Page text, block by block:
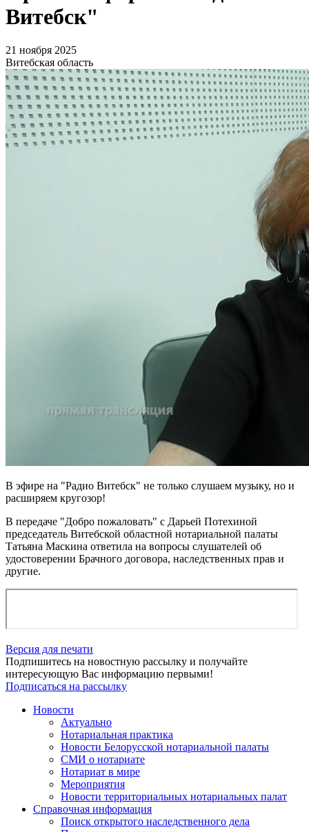
Витебск"
21 ноября 2025
Витебская область
В эфире на "Радио Витебск" не только слушаем музыку, но и
расширяем кругозор!
В передаче "Добро пожаловать" с Дарьей Потехиной
председатель Витебской областной нотариальной палаты
Татьяна Маскина ответила на вопросы слушателей об
удостоверении Брачного договора, наследственных прав и
другие.
Версия для печати
Подпишитесь на новостную рассылку и получайте
интересующую Вас информацию первыми!
Подписаться на рассылку
Новости
Актуально
Нотариальная практика
Новости Белорусской нотариальной палаты
СМИ о нотариате
Нотариат в мире
Мероприятия
Новости территориальных нотариальных палат
Справочная информация
Поиск открытого наследственного дела